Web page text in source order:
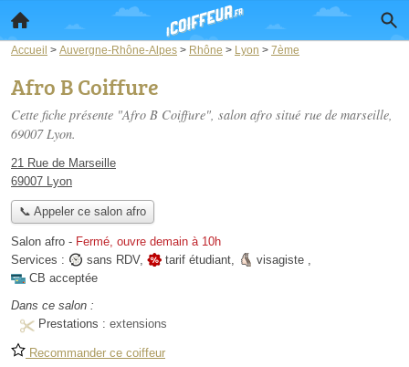
Accueil > Auvergne-Rhône-Alpes > Rhône > Lyon > 7ème
Afro B Coiffure
Cette fiche présente "Afro B Coiffure", salon afro situé rue de marseille,
69007 Lyon.
21 Rue de Marseille
69007 Lyon
📞 Appeler ce salon afro
Salon afro - Fermé, ouvre demain à 10h
Services :
sans RDV, tarif étudiant, visagiste ,
CB acceptée
Dans ce salon :
Prestations : extensions
Recommander ce coiffeur